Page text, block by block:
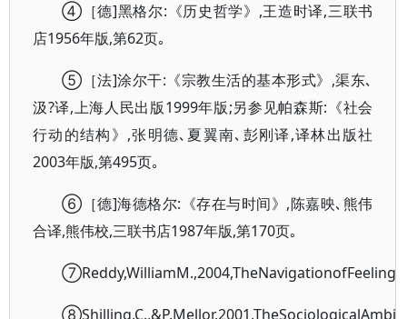
④［德]黑格尔:《历史哲学》,王造时译,三联书
店1956年版,第62页｡
⑤［法]涂尔干:《宗教生活的基本形式》,渠东､
汲?译,上海人民出版1999年版;另参见帕森斯:《社会
行动的结构》,张明德､夏翼南､彭刚译,译林出版社
2003年版,第495页｡
⑥［德]海德格尔:《存在与时间》,陈嘉映､熊伟
合译,熊伟校,三联书店1987年版,第170页｡